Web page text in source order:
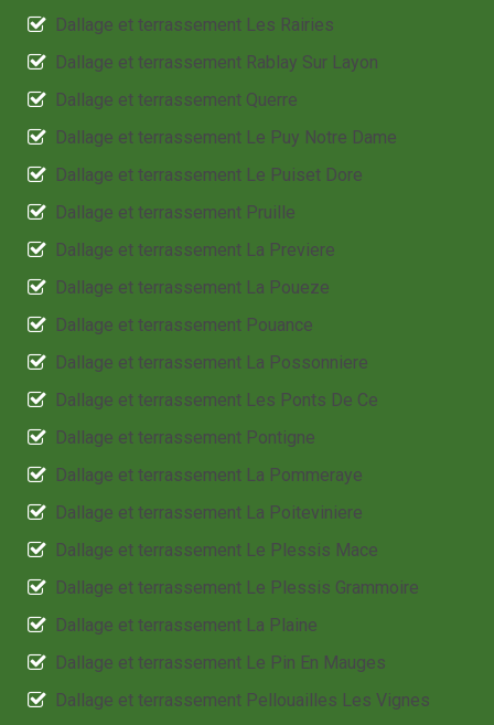
Dallage et terrassement Les Rairies
Dallage et terrassement Rablay Sur Layon
Dallage et terrassement Querre
Dallage et terrassement Le Puy Notre Dame
Dallage et terrassement Le Puiset Dore
Dallage et terrassement Pruille
Dallage et terrassement La Previere
Dallage et terrassement La Poueze
Dallage et terrassement Pouance
Dallage et terrassement La Possonniere
Dallage et terrassement Les Ponts De Ce
Dallage et terrassement Pontigne
Dallage et terrassement La Pommeraye
Dallage et terrassement La Poiteviniere
Dallage et terrassement Le Plessis Mace
Dallage et terrassement Le Plessis Grammoire
Dallage et terrassement La Plaine
Dallage et terrassement Le Pin En Mauges
Dallage et terrassement Pellouailles Les Vignes